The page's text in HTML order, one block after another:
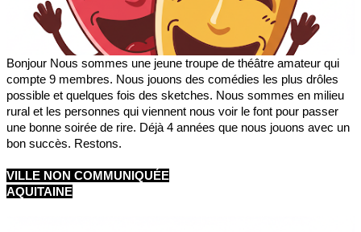
Bonjour Nous sommes une jeune troupe de théâtre amateur qui
compte 9 membres. Nous jouons des comédies les plus drôles
possible et quelques fois des sketches. Nous sommes en milieu
rural et les personnes qui viennent nous voir le font pour passer
une bonne soirée de rire. Déjà 4 années que nous jouons avec un
bon succès. Restons.
VILLE NON COMMUNIQUÉE
AQUITAINE